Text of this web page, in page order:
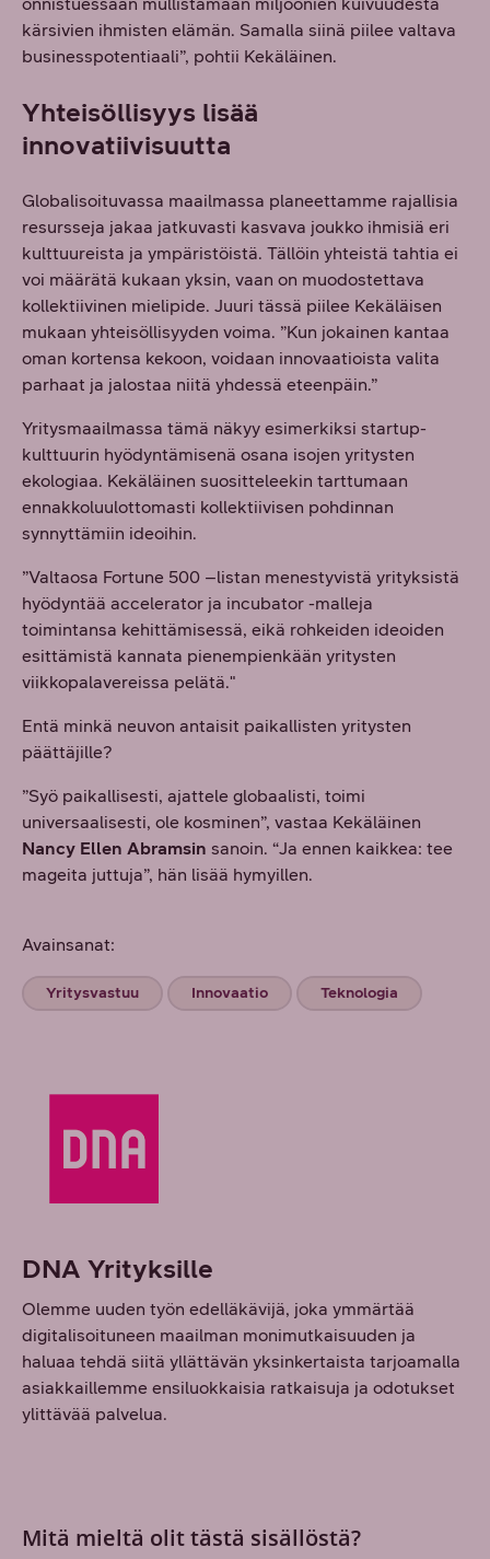
kärsivien ihmisten elämän. Samalla siinä piilee valtava
businesspotentiaali”, pohtii Kekäläinen.
Yhteisöllisyys lisää
innovatiivisuutta
Globalisoituvassa maailmassa planeettamme rajallisia
resursseja jakaa jatkuvasti kasvava joukko ihmisiä eri
kulttuureista ja ympäristöistä. Tällöin yhteistä tahtia ei
voi määrätä kukaan yksin, vaan on muodostettava
kollektiivinen mielipide. Juuri tässä piilee Kekäläisen
mukaan yhteisöllisyyden voima. ”Kun jokainen kantaa
oman kortensa kekoon, voidaan innovaatioista valita
parhaat ja jalostaa niitä yhdessä eteenpäin.”
Yritysmaailmassa tämä näkyy esimerkiksi startup-
kulttuurin hyödyntämisenä osana isojen yritysten
ekologiaa. Kekäläinen suositteleekin tarttumaan
ennakkoluulottomasti kollektiivisen pohdinnan
synnyttämiin ideoihin.
”Valtaosa Fortune 500 –listan menestyvistä yrityksistä
hyödyntää accelerator ja incubator -malleja
toimintansa kehittämisessä, eikä rohkeiden ideoiden
esittämistä kannata pienempienkään yritysten
viikkopalavereissa pelätä."
Entä minkä neuvon antaisit paikallisten yritysten
päättäjille?
”Syö paikallisesti, ajattele globaalisti, toimi
universaalisesti, ole kosminen”, vastaa Kekäläinen
Nancy Ellen Abramsin sanoin. “Ja ennen kaikkea: tee
mageita juttuja”, hän lisää hymyillen.
Avainsanat:
Yritysvastuu Innovaatio Teknologia
DNA Yrityksille
Olemme uuden työn edelläkävijä, joka ymmärtää
digitalisoituneen maailman monimutkaisuuden ja
haluaa tehdä siitä yllättävän yksinkertaista tarjoamalla
asiakkaillemme ensiluokkaisia ratkaisuja ja odotukset
ylittävää palvelua.
Mitä mieltä olit tästä sisällöstä?